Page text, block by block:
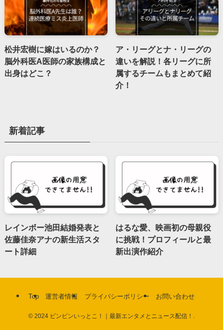
松井宏樹に嫁はいるのか？
脳外科医A医師の家族構成と
出身はどこ？
ア・リーグとナ・リーグの
違いを解説！各リーグに所
属するチームもまとめて紹
介！
新着記事
レインボー池田結婚発表と
佐藤佳奈アナの新生活スタ
ート詳細
はるな愛、映画初の母親役
に挑戦！プロフィールと最
新出演作紹介
Top 運営者情報 プライバシーポリシー お問い合わせ
© 2024 ビンビンいっとこ！｜最新エンタメとニュース配信！.